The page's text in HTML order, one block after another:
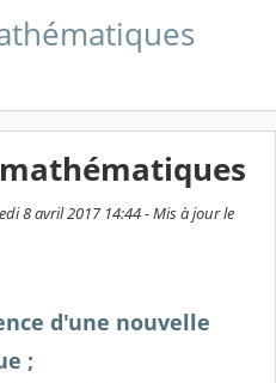
8 avril 2017 14:44 - Mis à jour le
d'une nouvelle
;